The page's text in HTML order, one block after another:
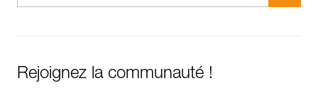
Rejoignez la communauté !